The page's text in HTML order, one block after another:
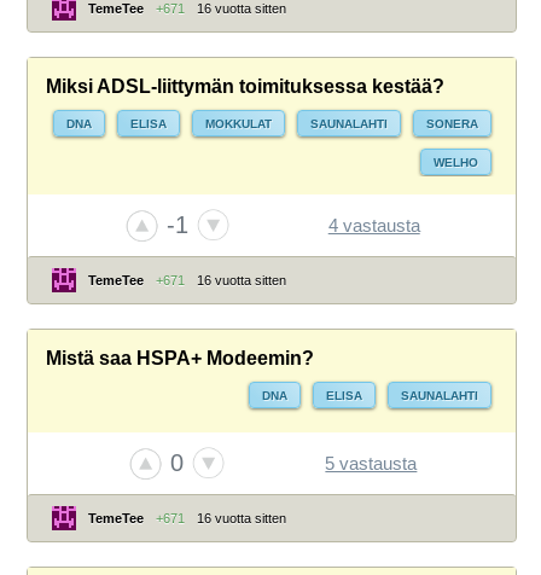
TemeTee +671 16 vuotta sitten
Miksi ADSL-liittymän toimituksessa kestää?
DNA ELISA MOKKULAT SAUNALAHTI SONERA
WELHO
-1 4 vastausta
TemeTee +671 16 vuotta sitten
Mistä saa HSPA+ Modeemin?
DNA ELISA SAUNALAHTI
0 5 vastausta
TemeTee +671 16 vuotta sitten